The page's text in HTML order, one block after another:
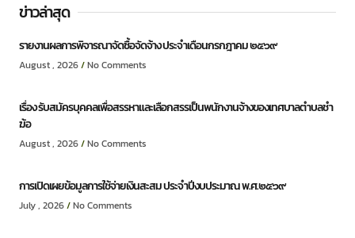
ข่าวล่าสุด
รายงานผลการพิจารณาจัดซื้อจัดจ้าง ประจำเดือนกรกฎาคม ๒๕๖๙
August , 2026 No Comments
เรื่อง รับสมัครบุคคลเพื่อสรรหาและเลือกสรรเป็นพนักงานจ้างของเทศบาลตำบลชำ
ฆ้อ
August , 2026 No Comments
การเปิดเผยข้อมูลการใช้จ่ายเงินสะสม ประจำปีงบประมาณ พ.ศ.๒๕๖๙
July , 2026 No Comments